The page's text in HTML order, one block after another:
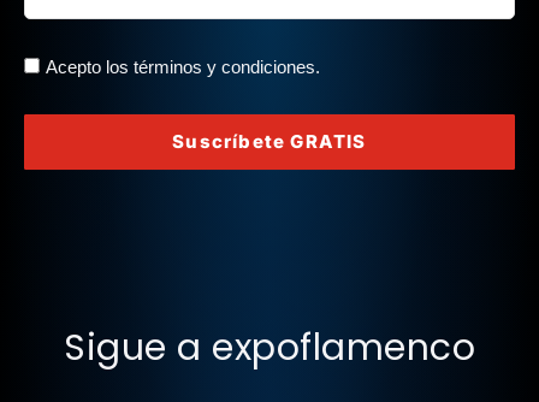
Acepto los términos y condiciones.
Suscríbete GRATIS
Sigue a expoflamenco